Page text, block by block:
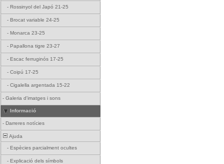
- Rossinyol del Japó 21-25
- Brocat variable 24-25
- Monarca 23-25
- Papallona tigre 23-27
- Escac ferruginós 17-25
- Coipú 17-25
- Cigalella argentada 15-22
- Galeria d'imatges i sons
Informació
- Darreres notícies
Ajuda
- Espècies parcialment ocultes
- Explicació dels símbols